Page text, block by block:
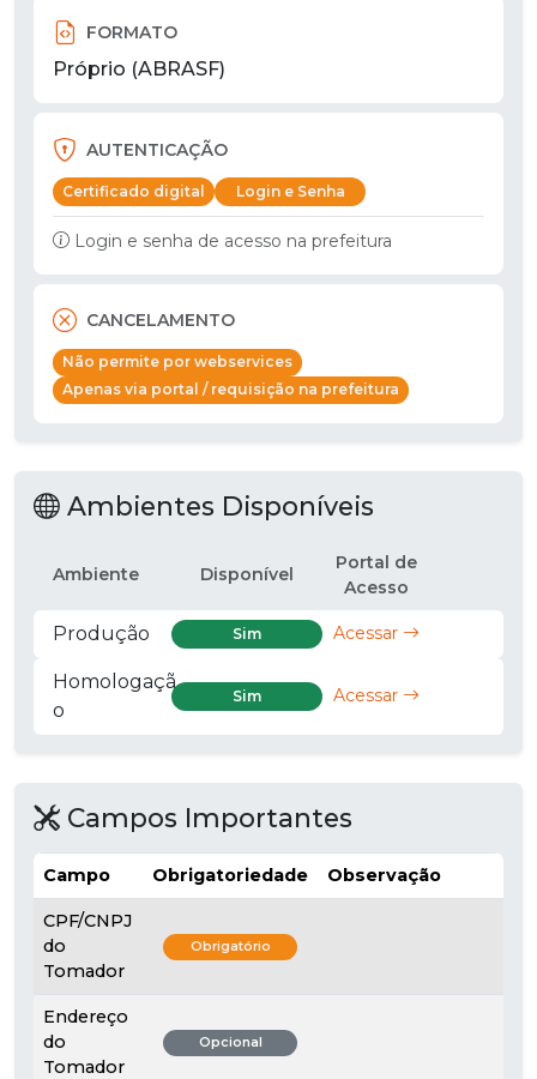
FORMATO
Próprio (ABRASF)
AUTENTICAÇÃO
Certificado digital Login e Senha
Login e senha de acesso na prefeitura
CANCELAMENTO
Não permite por webservices
Apenas via portal / requisição na prefeitura
Ambientes Disponíveis
Ambiente Disponível
Portal de
Acesso
Produção Sim Acessar
Homologaçã
o
Sim Acessar
Campos Importantes
Campo Obrigatoriedade Observação
CPF/CNPJ
do
Tomador
Obrigatório
Endereço
do
Tomador
Opcional